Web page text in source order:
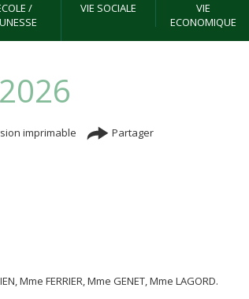
/
VIE SOCIALE
VIE
ECONOMIQUE
imprimable Partager
Mme FERRIER, Mme GENET, Mme LAGORD.